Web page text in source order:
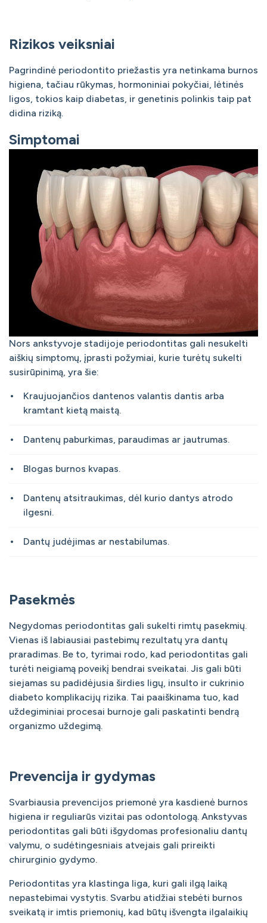
Rizikos veiksniai
Pagrindinė periodontito priežastis yra netinkama burnos
higiena, tačiau rūkymas, hormoniniai pokyčiai, lėtinės
ligos, tokios kaip diabetas, ir genetinis polinkis taip pat
didina riziką.
Simptomai
Nors ankstyvoje stadijoje periodontitas gali nesukelti
aiškių simptomų, įprasti požymiai, kurie turėtų sukelti
susirūpinimą, yra šie:
Kraujuojančios dantenos valantis dantis arba
kramtant kietą maistą.
Dantenų paburkimas, paraudimas ar jautrumas.
Blogas burnos kvapas.
Dantenų atsitraukimas, dėl kurio dantys atrodo
ilgesni.
Dantų judėjimas ar nestabilumas.
Pasekmės
Negydomas periodontitas gali sukelti rimtų pasekmių.
Vienas iš labiausiai pastebimų rezultatų yra dantų
praradimas. Be to, tyrimai rodo, kad periodontitas gali
turėti neigiamą poveikį bendrai sveikatai. Jis gali būti
siejamas su padidėjusia širdies ligų, insulto ir cukrinio
diabeto komplikacijų rizika. Tai paaiškinama tuo, kad
uždegiminiai procesai burnoje gali paskatinti bendrą
organizmo uždegimą.
Prevencija ir gydymas
Svarbiausia prevencijos priemonė yra kasdienė burnos
higiena ir reguliarūs vizitai pas odontologą. Ankstyvas
periodontitas gali būti išgydomas profesionaliu dantų
valymu, o sudėtingesniais atvejais gali prireikti
chirurginio gydymo.
Periodontitas yra klastinga liga, kuri gali ilgą laiką
nepastebimai vystytis. Svarbu atidžiai stebėti burnos
sveikatą ir imtis priemonių, kad būtų išvengta ilgalaikių